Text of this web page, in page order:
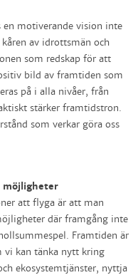
en motiverande vision inte
kåren av idrottsmän och
som redskap för att
bild av framtiden som
på i alla nivåer, från
stärker framtidstron.
som verkar göra oss
möjligheter
att flyga är att man
där framgång inte
Framtiden är
vi kan tänka nytt kring
ekosystemtjänster, nyttja